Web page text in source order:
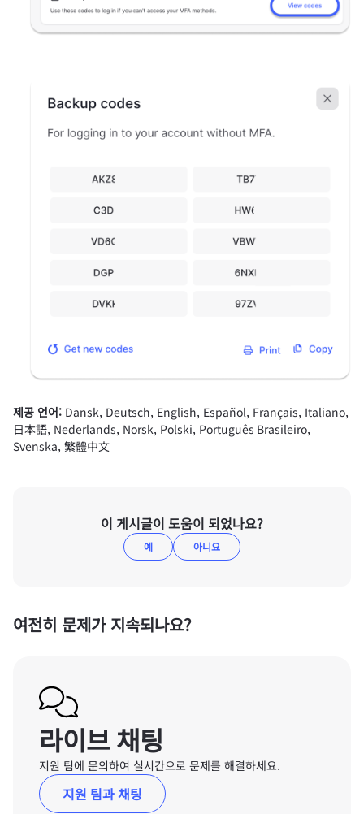
제공 언어: Dansk, Deutsch, English, Español, Français, Italiano,
日本語, Nederlands, Norsk, Polski, Português Brasileiro,
Svenska, 繁體中文
이 게시글이 도움이 되었나요?
예 아니요
여전히 문제가 지속되나요?
라이브 채팅
지원 팀에 문의하여 실시간으로 문제를 해결하세요.
지원 팀과 채팅